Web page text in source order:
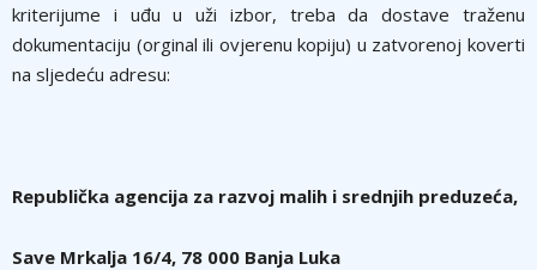
kriterijume i uđu u uži izbor, treba da dostave traženu
dokumentaciju (orginal ili ovjerenu kopiju) u zatvorenoj koverti
na sljedeću adresu:
Republička agencija za razvoj malih i srednjih preduzeća,
Save Mrkalja 16/4, 78 000 Banja Luka